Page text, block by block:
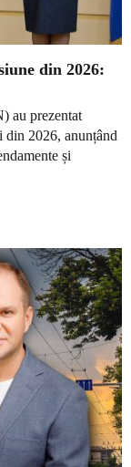
din 2026:
au prezentat
din 2026, anunțând
și